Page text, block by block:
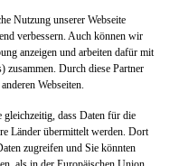
Nutzung unserer Webseite
verbessern. Auch können wir
anzeigen und arbeiten dafür mit
zusammen. Durch diese Partner
Webseiten.
dass Daten für die
Länder übermittelt werden. Dort
zugreifen und Sie könnten